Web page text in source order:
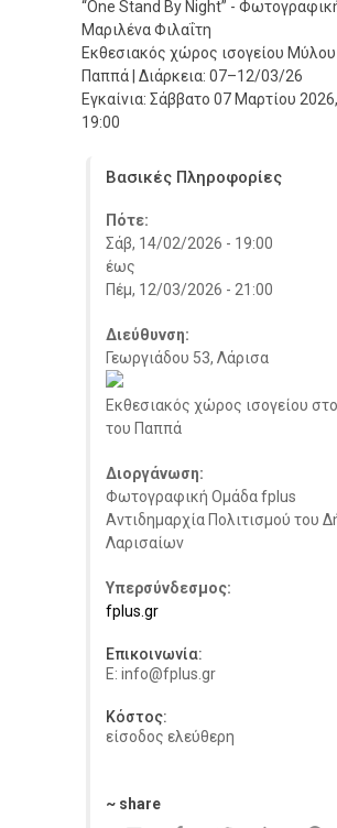
“One Stand By Night” -
Μαριλένα Φιλαΐτη
Εκθεσιακός χώρος ισογείου Μύλου
Παππά | Διάρκεια: 07–12/03/26
Εγκαίνια: Σάββατο 07 Μαρτίου
19:00
Βασικές Πληροφορίες
Πότε:
Σάβ, 14/02/2026 - 19:00
έως
Πέμ, 12/03/2026 - 21:00
Διεύθυνση:
Γεωργιάδου 53, Λάρισα
Εκθεσιακός χώρος ισογείου
του Παππά
Διοργάνωση:
Φωτογραφική Ομάδα fplus
Αντιδημαρχία Πολιτισμού του
Λαρισαίων
Υπερσύνδεσμος:
fplus.gr
Επικοινωνία:
E: info@fplus.gr
Κόστος:
είσοδος ελεύθερη
~ share